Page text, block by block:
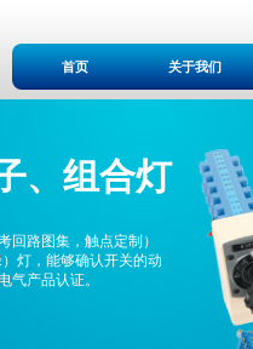
首页 关于我们
回路图集，触点定制）
灯，能够确认开关的动
气产品认证。
、组合灯